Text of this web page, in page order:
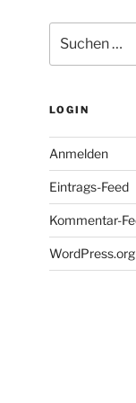
nach:
LOGIN
Anmelden
Eintrags-Feed
Kommentar-
WordPress.org